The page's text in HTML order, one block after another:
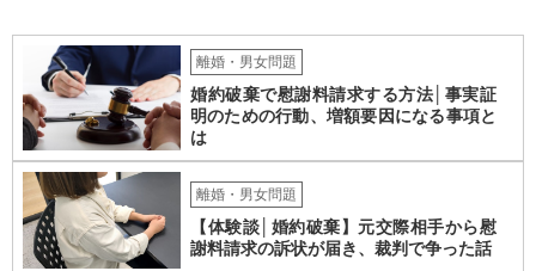
離婚・男女問題
婚約破棄で慰謝料請求する方法│事実証
明のための行動、増額要因になる事項と
は
離婚・男女問題
【体験談│婚約破棄】元交際相手から慰
謝料請求の訴状が届き、裁判で争った話